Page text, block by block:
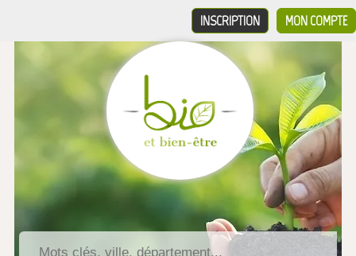
MON COMPTE
INSCRIPTION